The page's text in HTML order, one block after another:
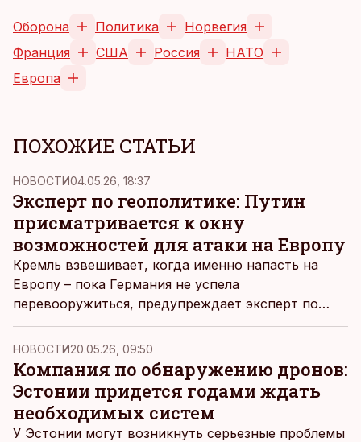
Оборона Политика
Норвегия
Франция
США Россия
НАТО
Европа
ПОХОЖИЕ СТАТЬИ
НОВОСТИ04.05.26, 18:37
Эксперт по геополитике: Путин
присматривается к окну
возможностей для атаки на Европу
Кремль взвешивает, когда именно напасть на
Европу – пока Германия не успела
перевооружиться, предупреждает эксперт по
геополитике Иван Крастев.
НОВОСТИ20.05.26, 09:50
Компания по обнаружению дронов:
Эстонии придется годами ждать
необходимых систем
У Эстонии могут возникнуть серьезные проблемы